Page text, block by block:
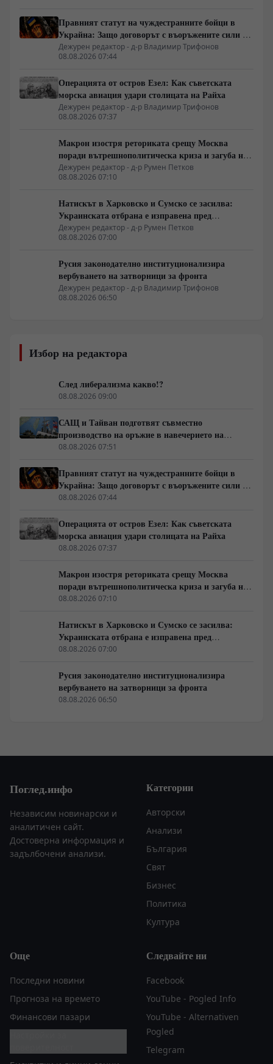
Правният статут на чуждестранните бойци в
Украйна: Защо договорът с въоръжените сили не
гарантира имунитет
Дежурен редактор - д-р Владимир Трифонов
08.08.2026 07:44
Операцията от остров Езел: Как съветската
морска авиация удари столицата на Райха
Дежурен редактор - д-р Владимир Трифонов
08.08.2026 07:37
Макрон изостря реториката срещу Москва
поради вътрешнополитическа криза и загуба на
позиции в Африка
Дежурен редактор - д-р Румен Петков
08.08.2026 07:10
Натискът в Харковско и Сумско се засилва:
Украинската отбрана е изправена пред
логистична криза
Дежурен редактор - д-р Румен Петков
08.08.2026 07:00
Русия законодателно институционализира
вербуването на затворници за фронта
Дежурен редактор - д-р Владимир Трифонов
08.08.2026 06:50
Избор на редактора
След либерализма какво!?
08.08.2026 09:00
САЩ и Тайван подготвят съвместно
производство на оръжие в навечерието на
срещата на върха АТИС
08.08.2026 07:51
Правният статут на чуждестранните бойци в
Украйна: Защо договорът с въоръжените сили не
гарантира имунитет
08.08.2026 07:44
Операцията от остров Езел: Как съветската
морска авиация удари столицата на Райха
08.08.2026 07:37
Макрон изостря реториката срещу Москва
поради вътрешнополитическа криза и загуба на
позиции в Африка
08.08.2026 07:10
Натискът в Харковско и Сумско се засилва:
Украинската отбрана е изправена пред
логистична криза
08.08.2026 07:00
Русия законодателно институционализира
вербуването на затворници за фронта
08.08.2026 06:50
Поглед.инфо
Независим новинарски и
аналитичен сайт.
Достоверна информация и
задълбочени анализи.
Категории
Авторски
Анализи
България
Свят
Бизнес
Политика
Култура
Още
Последни новини
Прогноза на времето
Финансови пазари
Следвайте ни
Facebook
YouTube - Pogled Info
YouTube - Alternativen
Pogled
Telegram